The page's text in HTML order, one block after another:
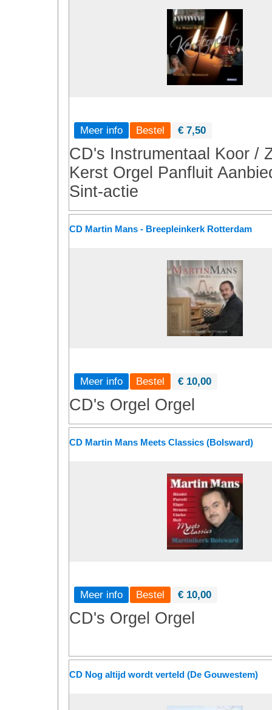
Meer info € 7,50
CD's Instrumentaal Koor /
Kerst Orgel Panfluit
Sint-actie
CD Martin Mans - Breepleinkerk Rotterdam
Meer info € 10,00
CD's Orgel Orgel
CD Martin Mans Meets Classics (Bolsward)
Meer info € 10,00
CD's Orgel Orgel
CD Nog altijd wordt verteld (De Gouwestem)